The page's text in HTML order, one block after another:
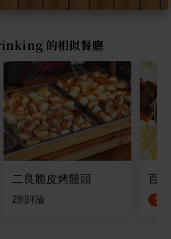
的相似餐廳
二良脆皮烤饅頭
2則評論
百
5.0